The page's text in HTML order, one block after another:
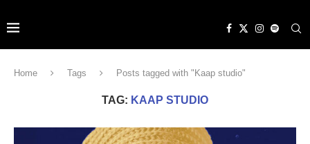
Home Tags Posts tagged with "Kaap studio"
TAG: KAAP STUDIO